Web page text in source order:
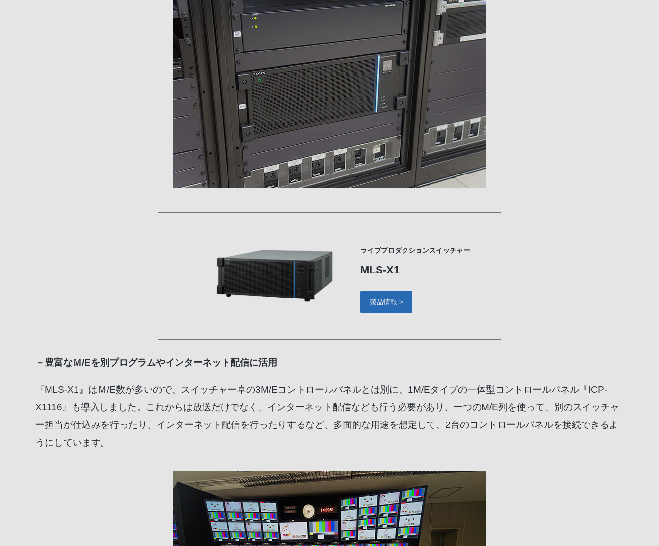
ライブプロダクションスイッチャー
MLS-X1
製品情報 >
－豊富なＭ/Eを別プログラムやインターネット配信に活用
『MLS-X1』はＭ/E数が多いので、スイッチャー卓の3M/Eコントロールパネルとは別に、1M/Eタイプの一体型コントロールパネル『ICP-
X1116』も導入しました。これからは放送だけでなく、インターネット配信なども行う必要があり、一つのM/E列を使って、別のスイッチャ
ー担当が仕込みを行ったり、インターネット配信を行ったりするなど、多面的な用途を想定して、2台のコントロールパネルを接続できるよ
うにしています。